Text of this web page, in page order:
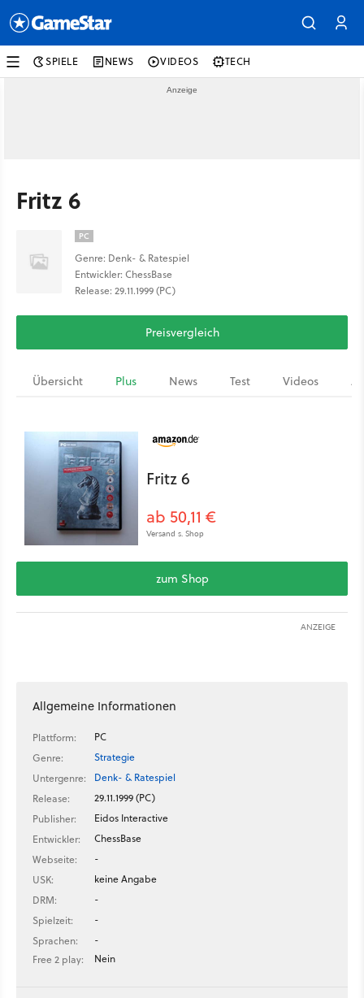
SPIELE NEWS VIDEOS TECH
Fritz 6
PC
Genre: Denk- & Ratespiel
Entwickler: ChessBase
Release: 29.11.1999 (PC)
Preisvergleich
Übersicht Plus News Test Videos
Fritz 6
ab 50,11 €
Versand s. Shop
zum Shop
ANZEIGE
Allgemeine Informationen
Plattform:
PC
Genre:
Strategie
Untergenre:
Denk- & Ratespiel
Release:
29.11.1999 (PC)
Publisher:
Eidos Interactive
Entwickler:
ChessBase
Webseite:
-
USK:
keine Angabe
DRM:
-
Spielzeit:
-
Sprachen:
-
Free 2 play:
Nein